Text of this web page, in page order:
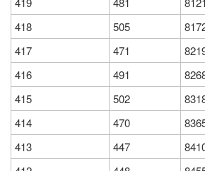
418
505
417
471
416
491
415
502
414
470
413
447